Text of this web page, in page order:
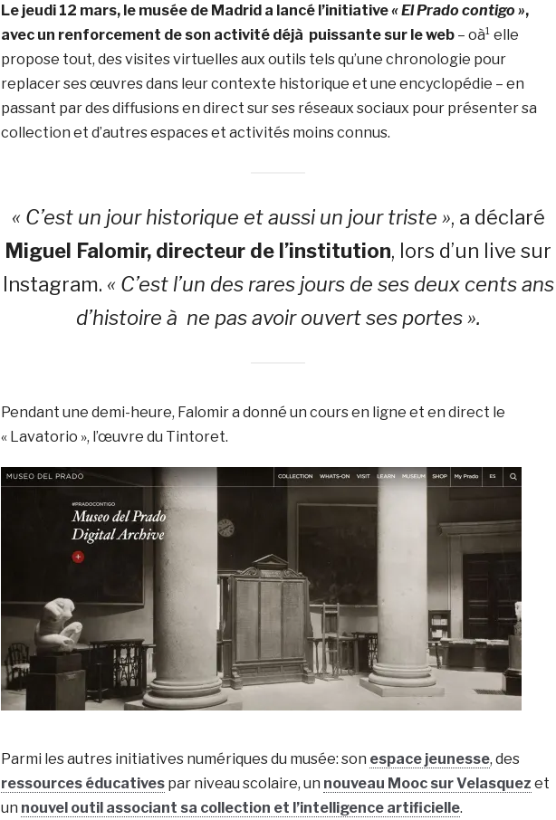
Le jeudi 12 mars, le musée de Madrid a lancé l’initiative« El Prado contigo »,
avec un renforcement de son activité déjà puissante sur le web– oà¹ elle
propose tout, des visites virtuelles aux outils tels qu’une chronologie pour
replacer ses œuvres dans leur contexte historique et une encyclopédie – en
passant par des diffusions en direct sur ses réseaux sociaux pour présenter sa
collection et d’autres espaces et activités moins connus.
« C’est un jour historique et aussi un jour triste », a déclaré
Miguel Falomir, directeur de l’institution, lors d’un live sur
Instagram. « C’est l’un des rares jours de ses deux cents ans
d’histoire à ne pas avoir ouvert ses portes ».
Pendant une demi-heure, Falomir a donné un cours en ligne et en direct le
« Lavatorio », l’œuvre du Tintoret.
Parmi les autres initiatives numériques du musée: son espace jeunesse, des
ressources éducativespar niveau scolaire, un nouveau Mooc sur Velasquez et
un nouvel outil associant sa collection et l’intelligence artificielle.